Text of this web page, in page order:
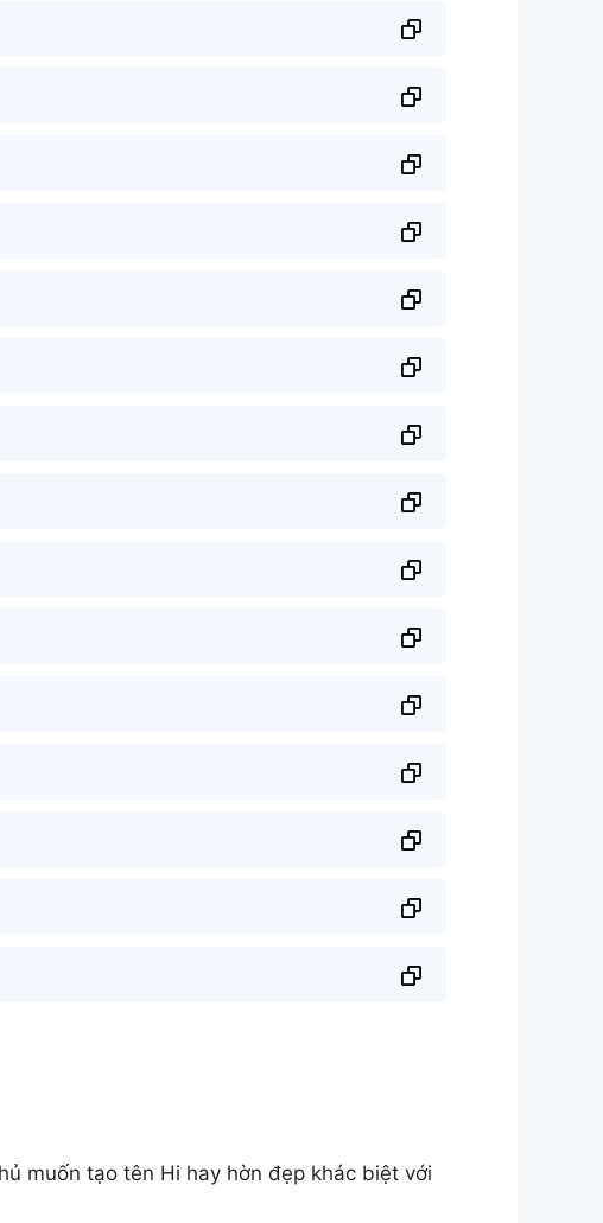
muốn tạo tên Hi hay hờn đẹp khác biệt với